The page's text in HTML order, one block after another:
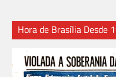
Hora de Brasília Desde